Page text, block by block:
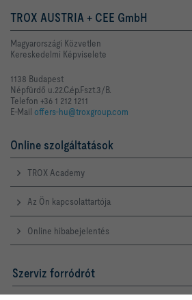
TROX AUSTRIA + CEE GmbH
Magyarországi Közvetlen
Kereskedelmi Képviselete
1138 Budapest
Népfürdő u.22.C.ép.Fszt.3/B.
Telefon +36 1 212 1211
E-Mail offers-hu@troxgroup.com
Online szolgáltatások
TROX Academy
Az Ön kapcsolattartója
Online hibabejelentés
Szerviz forródrót